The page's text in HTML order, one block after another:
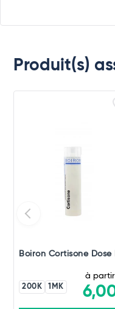
Produit(s)
Boiron Cortisone Dose
200K 1MK
à